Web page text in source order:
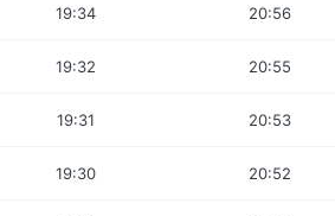
19:34 20:56
19:32 20:55
19:31 20:53
19:30 20:52